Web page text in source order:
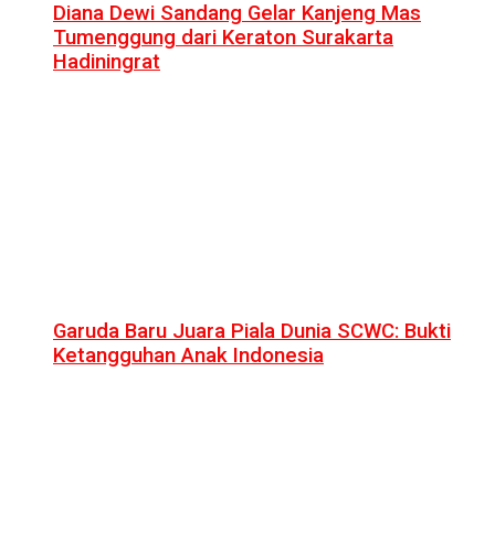
Diana Dewi Sandang Gelar Kanjeng Mas
Tumenggung dari Keraton Surakarta
Hadiningrat
Garuda Baru Juara Piala Dunia SCWC: Bukti
Ketangguhan Anak Indonesia